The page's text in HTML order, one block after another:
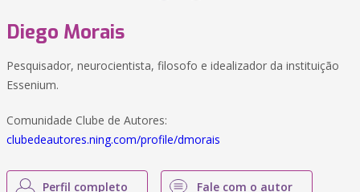
Diego Morais
Pesquisador, neurocientista, filosofo e idealizador da instituição
Essenium.
Comunidade Clube de Autores:
clubedeautores.ning.com/profile/dmorais
Perfil completo Fale com o autor